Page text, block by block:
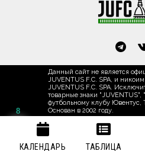
Данный сайт не является
JUVENTUS F.C. SPA, и
JUVENTUS F.C. SPA.
товарные знаки
футбольному клубу Ювентус,
Основан в 2002 году.
8
КАЛЕНДАРЬ ТАБЛИЦА